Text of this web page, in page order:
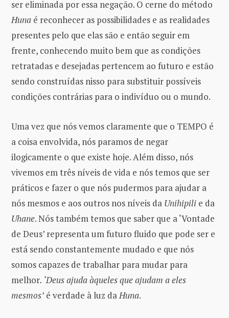
ser eliminada por essa negação. O cerne do método
Huna é reconhecer as possibilidades e as realidades
presentes pelo que elas são e então seguir em
frente, conhecendo muito bem que as condições
retratadas e desejadas pertencem ao futuro e estão
sendo construídas nisso para substituir possíveis
condições contrárias para o indivíduo ou o mundo.
Uma vez que nós vemos claramente que o TEMPO é
a coisa envolvida, nós paramos de negar
ilogicamente o que existe hoje. Além disso, nós
vivemos em três níveis de vida e nós temos que ser
práticos e fazer o que nós pudermos para ajudar a
nós mesmos e aos outros nos níveis da Unihipili e da
Uhane. Nós também temos que saber que a ‘Vontade
de Deus’ representa um futuro fluido que pode ser e
está sendo constantemente mudado e que nós
somos capazes de trabalhar para mudar para
melhor. ‘Deus ajuda àqueles que ajudam a eles
mesmos’ é verdade à luz daHuna.